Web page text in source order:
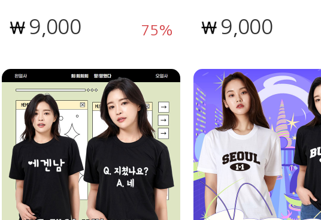
9,000 75 9,000